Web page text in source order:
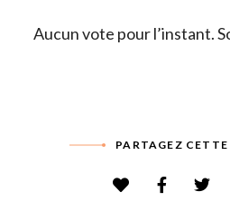
Aucun vote pour l’instant.
PARTAGEZ